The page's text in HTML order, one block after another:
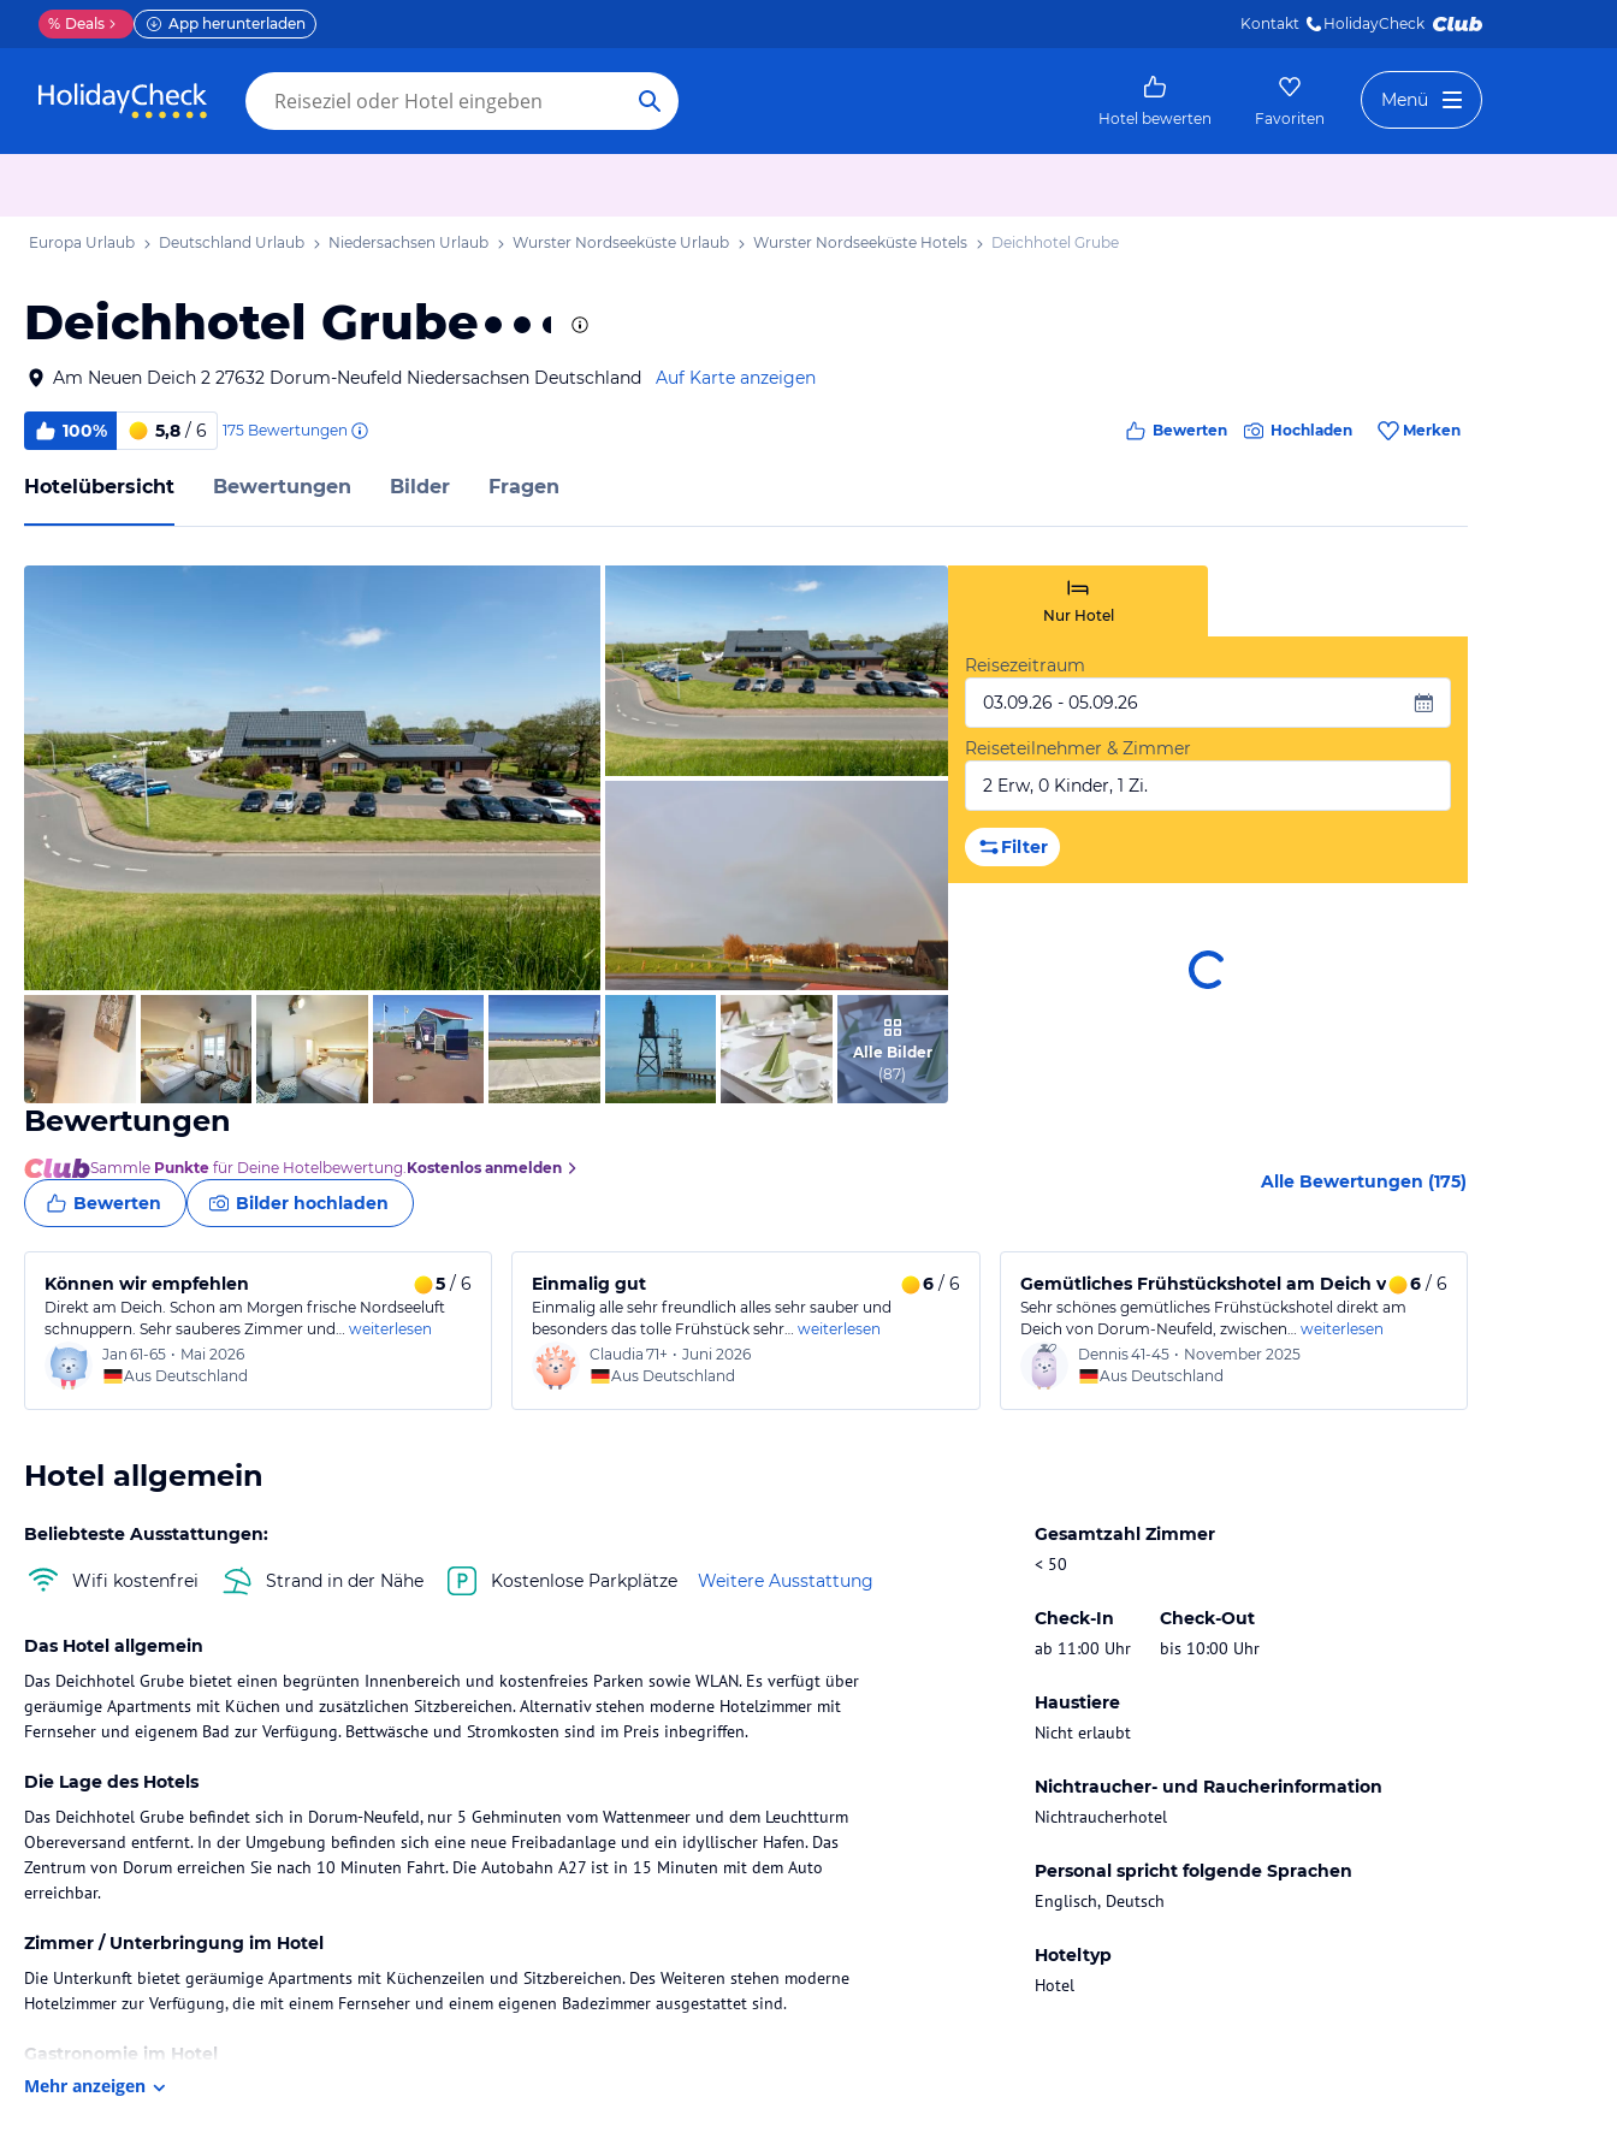
% Deals App herunterladen Kontakt HolidayCheck
Hotel bewerten Favoriten
Menü
Europa Urlaub Deutschland Urlaub Niedersachsen Urlaub Wurster Nordseeküste Urlaub Wurster Nordseeküste Hotels Deichhotel Grube
Deichhotel Grube
Am Neuen Deich 2 27632 Dorum-Neufeld Niedersachsen Deutschland Auf Karte anzeigen
100% 5,8 / 6 175 Bewertungen Bewerten Hochladen Merken
Hotelübersicht Bewertungen Bilder Fragen
vom Hotelier, Mai 2015 von Sabrina, Dezember 2023Alle Bilder
(87)
Nur Hotel
Reisezeitraum
03.09.26 - 05.09.26
Reiseteilnehmer & Zimmer
2 Erw, 0 Kinder, 1 Zi.
Filter
Bewertungen
Sammle Punkte für Deine Hotelbewertung.Kostenlos anmelden
Bewerten Bilder hochladen
Alle Bewertungen (175)
Können wir empfehlen 5 / 6
Direkt am Deich. Schon am Morgen frische Nordseeluft
schnuppern. Sehr sauberes Zimmer und… weiterlesen
Jan 61-65 • Mai 2026
Aus Deutschland
Einmalig gut 6/ 6
Einmalig alle sehr freundlich alles sehr sauber und
besonders das tolle Frühstück sehr… weiterlesen
Claudia 71+ • Juni 2026
Aus Deutschland
Gemütliches Frühstückshotel am Deich von Dorum-Neufeld
6/ 6
Sehr schönes gemütliches Frühstückshotel direkt am
Deich von Dorum-Neufeld, zwischen… weiterlesen
Dennis41-45 • November 2025
Aus Deutschland
Hotel allgemein
Beliebteste Ausstattungen:
Wifi kostenfrei Strand in der Nähe Kostenlose Parkplätze Weitere Ausstattung
Gesamtzahl Zimmer
< 50
Check-In
ab 11:00 Uhr
Check-Out
bis 10:00 Uhr
Haustiere
Nicht erlaubt
Nichtraucher- und Raucherinformation
Nichtraucherhotel
Personal spricht folgende Sprachen
Englisch, Deutsch
Hoteltyp
Hotel
Das Hotel allgemein
Das Deichhotel Grube bietet einen begrünten Innenbereich und kostenfreies Parken sowie WLAN. Es verfügt über
geräumige Apartments mit Küchen und zusätzlichen Sitzbereichen. Alternativ stehen moderne Hotelzimmer mit
Fernseher und eigenem Bad zur Verfügung. Bettwäsche und Stromkosten sind im Preis inbegriffen.
Die Lage des Hotels
Das Deichhotel Grube befindet sich in Dorum-Neufeld, nur 5 Gehminuten vom Wattenmeer und dem Leuchtturm
Obereversand entfernt. In der Umgebung befinden sich eine neue Freibadanlage und ein idyllischer Hafen. Das
Zentrum von Dorum erreichen Sie nach 10 Minuten Fahrt. Die Autobahn A27 ist in 15 Minuten mit dem Auto
erreichbar.
Zimmer / Unterbringung im Hotel
Die Unterkunft bietet geräumige Apartments mit Küchenzeilen und Sitzbereichen. Des Weiteren stehen moderne
Hotelzimmer zur Verfügung, die mit einem Fernseher und einem eigenen Badezimmer ausgestattet sind.
Gastronomie im Hotel
Ein abwechslungsreiches Frühstücksbuffet wird jeden Morgen angeboten. Auf Wunsch kann das Frühstück auch
Mehr anzeigen